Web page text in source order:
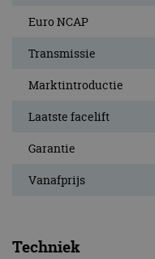
Euro NCAP
Transmissie
Marktintroductie
Laatste facelift
Garantie
Vanafprijs
Techniek